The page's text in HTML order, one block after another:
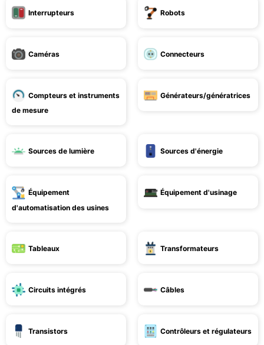
Interrupteurs Robots
Caméras Connecteurs
Compteurs et instruments
de mesure
Générateurs/génératrices
Sources de lumière Sources d'énergie
Équipement
d'automatisation des usines
Équipement d'usinage
Tableaux Transformateurs
Circuits intégrés Câbles
Transistors Contrôleurs et régulateurs